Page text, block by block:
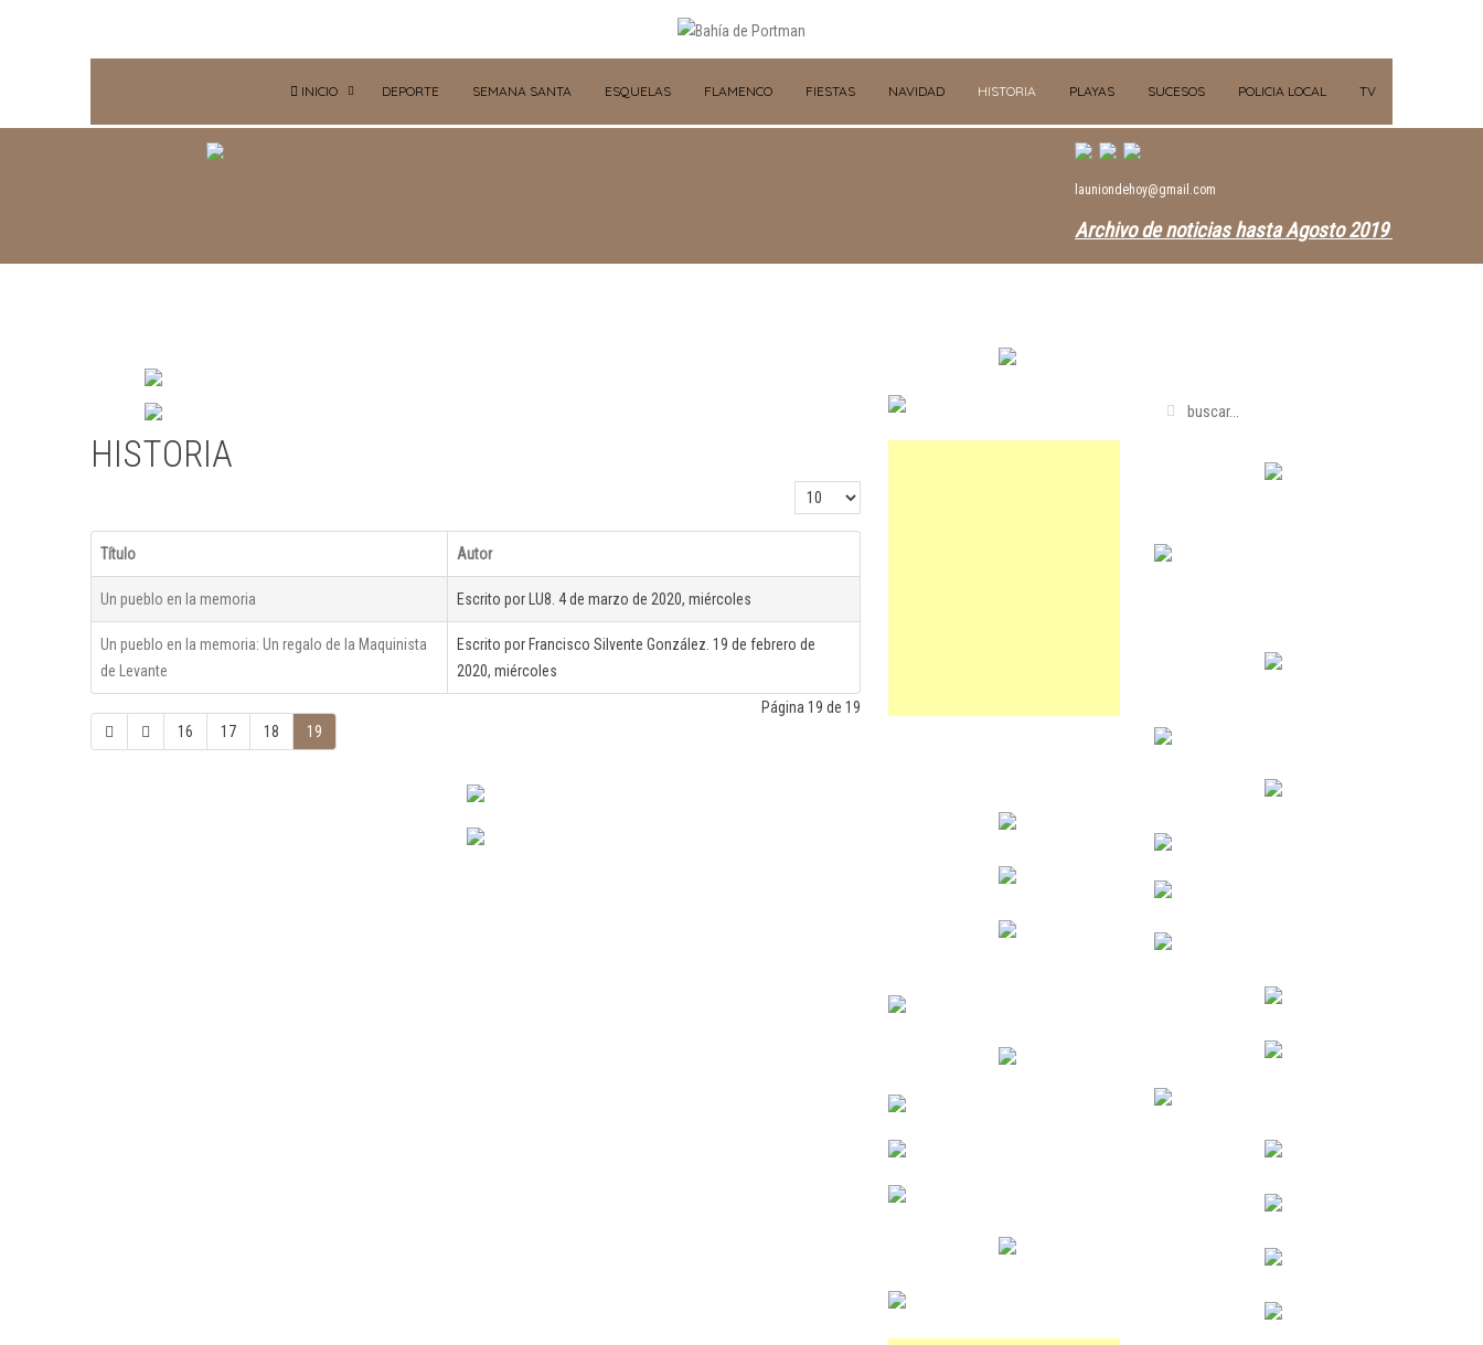
INICIO DEPORTE SEMANA SANTA ESQUELAS FLAMENCO FIESTAS NAVIDAD HISTORIA PLAYAS SUCESOS POLICIA LOCAL TV
launiondehoy@gmail.com
Archivo de noticias hasta Agosto 2019
HISTORIA
Cantidad a mostrar
Título Autor
Un pueblo en la memoria Escrito por LU8. 4 de marzo de 2020, miércoles
Un pueblo en la memoria: Un regalo de la Maquinista
de Levante
Escrito por Francisco Silvente González. 19 de febrero de
2020, miércoles
Página 19 de 19
16
17 18 19